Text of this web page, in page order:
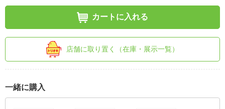
カートに入れる
店舗に取り置く（在庫・展示一覧）
一緒に購入